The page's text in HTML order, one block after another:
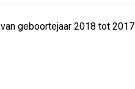
van geboortejaar 2018 tot 2017